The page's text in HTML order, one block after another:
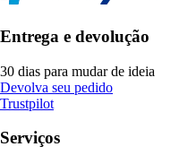
Entrega e devolução
30 dias para mudar de ideia
Devolva seu pedido
Trustpilot
Serviços